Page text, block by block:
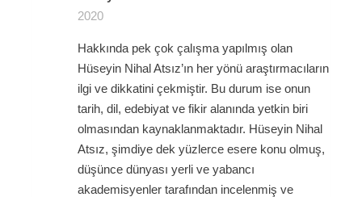
2020
Hakkında pek çok çalışma yapılmış olan
Hüseyin Nihal Atsız’ın her yönü araştırmacıların
ilgi ve dikkatini çekmiştir. Bu durum ise onun
tarih, dil, edebiyat ve fikir alanında yetkin biri
olmasından kaynaklanmaktadır. Hüseyin Nihal
Atsız, şimdiye dek yüzlerce esere konu olmuş,
düşünce dünyası yerli ve yabancı
akademisyenler tarafından incelenmiş ve